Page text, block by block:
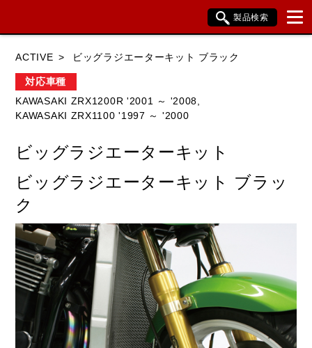
製品検索
KAWASAKI BMW DUCATI
HARLEY DAVIDSON KTM TRIUMPH
閉じる
ACTIVE ビッグラジエーターキット ブラック
対応車種
KAWASAKI ZRX1200R '2001 ～ '2008,
KAWASAKI ZRX1100 '1997 ～ '2000
ビッグラジエーターキット
ビッグラジエーターキット ブラッ
ク